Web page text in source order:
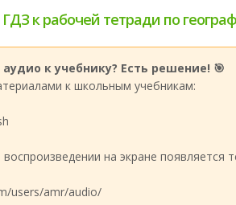
к рабочей тетради по
к учебнику? Есть решение! 🎯
к школьным учебникам:
на экране
users/amr/audio/